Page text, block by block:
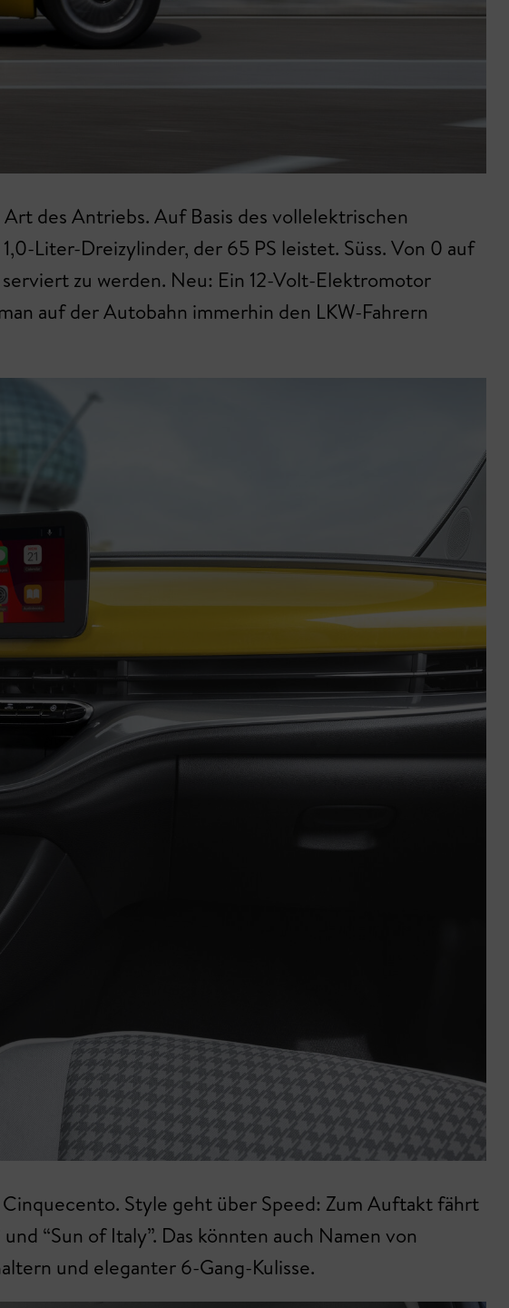
des Antriebs. Auf Basis des vollelektrischen
Liter-Dreizylinder, der 65 PS leistet. Süss. Von 0 auf
zu werden. Neu: Ein 12-Volt-Elektromotor
auf der Autobahn immerhin den LKW-Fahrern
Style geht über Speed: Zum Auftakt fährt
“Sun of Italy”. Das könnten auch Namen von
und eleganter 6-Gang-Kulisse.